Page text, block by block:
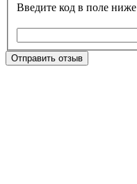
Введите код в поле ниже
Отправить отзыв